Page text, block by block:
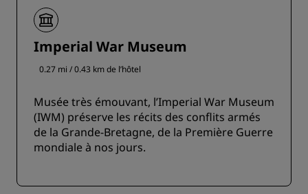
Imperial War Museum
0.27 mi / 0.43 km de l’hôtel
Musée très émouvant, l’Imperial War Museum
(IWM) préserve les récits des conflits armés
de la Grande-Bretagne, de la Première Guerre
mondiale à nos jours.